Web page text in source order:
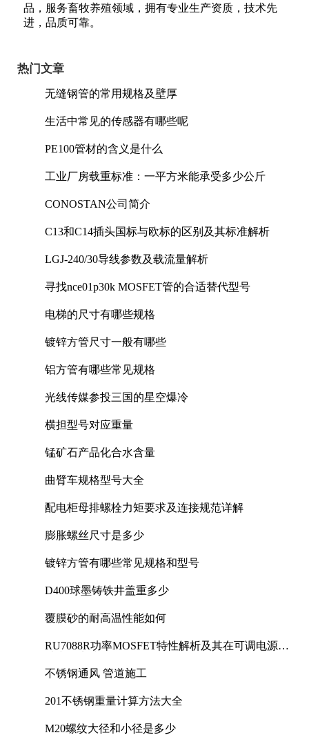
品，服务畜牧养殖领域，拥有专业生产资质，技术先
进，品质可靠。
热门文章
无缝钢管的常用规格及壁厚
生活中常见的传感器有哪些呢
PE100管材的含义是什么
工业厂房载重标准：一平方米能承受多少公斤
CONOSTAN公司简介
C13和C14插头国标与欧标的区别及其标准解析
LGJ-240/30导线参数及载流量解析
寻找nce01p30k MOSFET管的合适替代型号
电梯的尺寸有哪些规格
镀锌方管尺寸一般有哪些
铝方管有哪些常见规格
光线传媒参投三国的星空爆冷
横担型号对应重量
锰矿石产品化合水含量
曲臂车规格型号大全
配电柜母排螺栓力矩要求及连接规范详解
膨胀螺丝尺寸是多少
镀锌方管有哪些常见规格和型号
D400球墨铸铁井盖重多少
覆膜砂的耐高温性能如何
RU7088R功率MOSFET特性解析及其在可调电源设
不锈钢通风 管道施工
201不锈钢重量计算方法大全
M20螺纹大径和小径是多少